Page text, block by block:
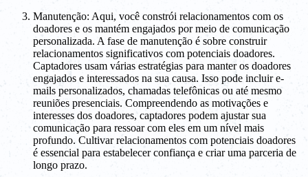
Manutenção: Aqui, você constrói relacionamentos com os
doadores e os mantém engajados por meio de comunicação
personalizada. A fase de manutenção é sobre construir
relacionamentos significativos com potenciais doadores.
Captadores usam várias estratégias para manter os doadores
engajados e interessados na sua causa. Isso pode incluir e-
mails personalizados, chamadas telefônicas ou até mesmo
reuniões presenciais. Compreendendo as motivações e
interesses dos doadores, captadores podem ajustar sua
comunicação para ressoar com eles em um nível mais
profundo. Cultivar relacionamentos com potenciais doadores
é essencial para estabelecer confiança e criar uma parceria de
longo prazo.